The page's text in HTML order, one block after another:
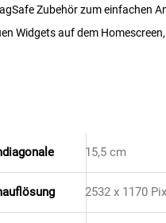
Zubehör zum einfachen
Widgets auf dem
15,5 cm
2532 x 1170